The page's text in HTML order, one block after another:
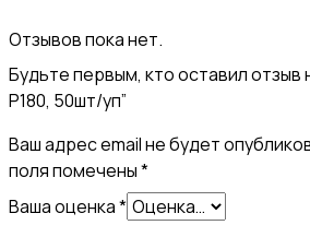
Отзывов пока нет.
Будьте первым, кто оставил отзыв
Р180, 50шт/уп”
Ваш адрес email не будет
поля помечены*
Ваша оценка*